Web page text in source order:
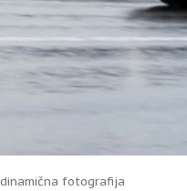
fotografija